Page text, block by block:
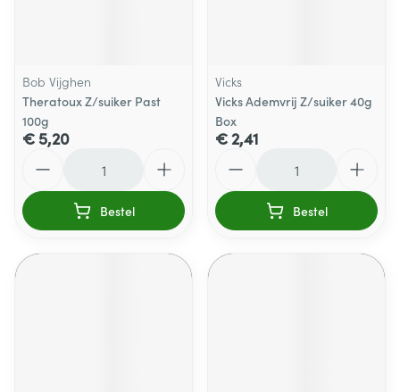
Bob Vijghen
Theratoux Z/suiker Past
100g
€ 5,20
Bestel
Vicks
Vicks Ademvrij Z/suiker 40g
Box
€ 2,41
Bestel